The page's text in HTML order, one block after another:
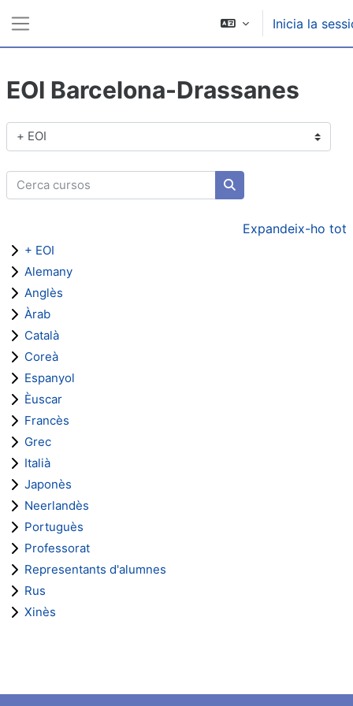
Inicia la
EOI Barcelona-Drassanes
Categories de cursos
Cerca cursos
Cerca cursos
Expandeix-ho tot
+ EOI
Alemany
Anglès
Àrab
Català
Coreà
Espanyol
Èuscar
Francès
Grec
Italià
Japonès
Neerlandès
Portuguès
Professorat
Representants d'alumnes
Rus
Xinès